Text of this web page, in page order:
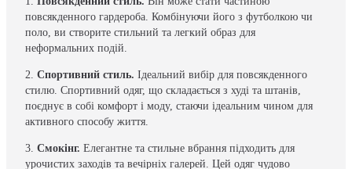
повсякденного гардероба. Комбінуючи його з футболкою чи
поло, ви створите стильний та легкий образ для
неформальних подій.
2. Спортивний стиль. Ідеальний вибір для повсякденного
стилю. Спортивний одяг, що складається з худі та штанів,
поєднує в собі комфорт і моду, стаючи ідеальним чином для
активного способу життя.
3. Смокінг. Елегантне та стильне вбрання підходить для
урочистих заходів та вечірніх галерей. Цей одяг чудово